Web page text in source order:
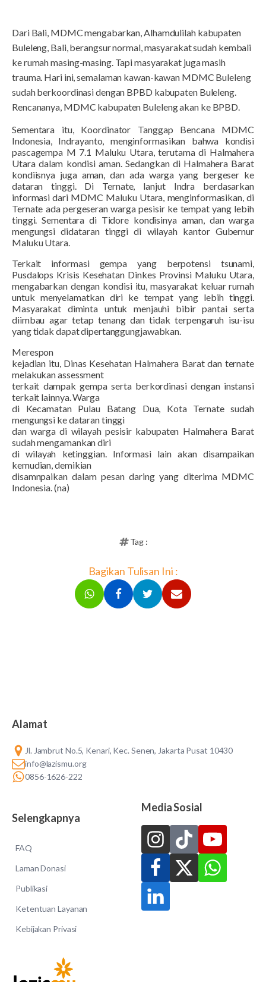
Dari Bali, MDMC mengabarkan, Alhamdulilah kabupaten
Buleleng, Bali, berangsur normal, masyarakat sudah kembali
ke rumah masing-masing. Tapi masyarakat juga masih
trauma. Hari ini, semalaman kawan-kawan MDMC Buleleng
sudah berkoordinasi dengan BPBD kabupaten Buleleng.
Rencananya, MDMC kabupaten Buleleng akan ke BPBD.
Sementara itu, Koordinator Tanggap Bencana MDMC
Indonesia, Indrayanto, menginformasikan bahwa kondisi
pascagempa M 7.1 Maluku Utara, terutama di Halmahera
Utara dalam kondisi aman. Sedangkan di Halmahera Barat
kondiisnya juga aman, dan ada warga yang bergeser ke
dataran tinggi. Di Ternate, lanjut Indra berdasarkan
informasi dari MDMC Maluku Utara, menginformasikan, di
Ternate ada pergeseran warga pesisir ke tempat yang lebih
tinggi. Sementara di Tidore kondisinya aman, dan warga
mengungsi didataran tinggi di wilayah kantor Gubernur
Maluku Utara.
Terkait informasi gempa yang berpotensi tsunami,
Pusdalops Krisis Kesehatan Dinkes Provinsi Maluku Utara,
mengabarkan dengan kondisi itu, masyarakat keluar rumah
untuk menyelamatkan diri ke tempat yang lebih tinggi.
Masyarakat diminta untuk menjauhi bibir pantai serta
diimbau agar tetap tenang dan tidak terpengaruh isu-isu
yang tidak dapat dipertanggungjawabkan.
Merespon
kejadian itu, Dinas Kesehatan Halmahera Barat dan ternate
melakukan assessment
terkait dampak gempa serta berkordinasi dengan instansi
terkait lainnya. Warga
di Kecamatan Pulau Batang Dua, Kota Ternate sudah
mengungsi ke dataran tinggi
dan warga di wilayah pesisir kabupaten Halmahera Barat
sudah mengamankan diri
di wilayah ketinggian. Informasi lain akan disampaikan
kemudian, demikian
disamnpaikan dalam pesan daring yang diterima MDMC
Indonesia. (na)
Tag :
Bagikan Tulisan Ini :
Alamat
Jl. Jambrut No.5, Kenari, Kec. Senen, Jakarta Pusat 10430
info@lazismu.org
0856-1626-222
Selengkapnya
FAQ
Laman Donasi
Publikasi
Ketentuan Layanan
Kebijakan Privasi
Media Sosial